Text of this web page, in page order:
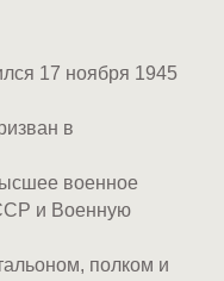
17 ноября 1945
в
военное
и Военную
полком и